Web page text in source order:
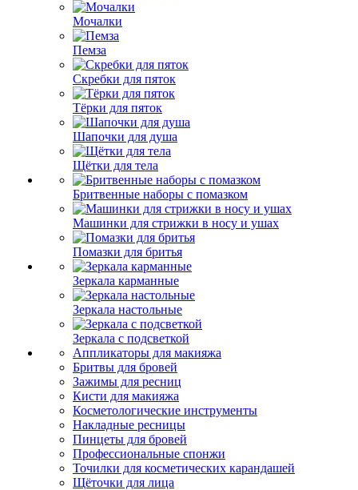
Мочалки
Пемза
Скребки для пяток
Тёрки для пяток
Шапочки для душа
Щётки для тела
Бритвенные наборы с помазком
Машинки для стрижки в носу и ушах
Помазки для бритья
Зеркала карманные
Зеркала настольные
Зеркала с подсветкой
Аппликаторы для макияжа
Бритвы для бровей
Зажимы для ресниц
Кисти для макияжа
Косметологические инструменты
Накладные ресницы
Пинцеты для бровей
Профессиональные спонжи
Точилки для косметических карандашей
Щёточки для лица